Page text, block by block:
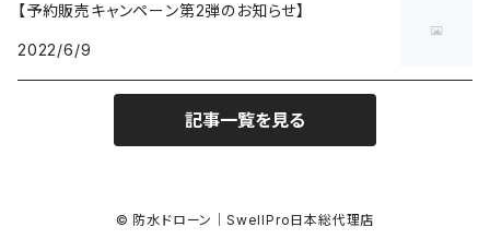
【予約販売キャンペーン第2弾のお知らせ】
2022/6/9
記事一覧を見る
© 防水ドローン｜SwellPro日本総代理店